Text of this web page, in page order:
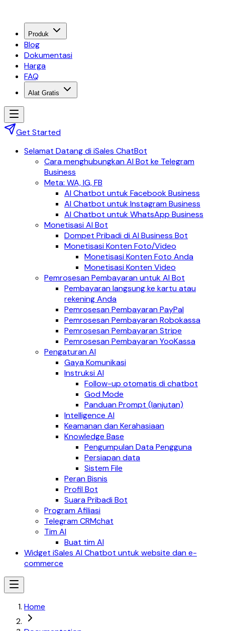
Produk
Blog
Dokumentasi
Harga
FAQ
Alat Gratis
Get Started
Selamat Datang di iSales ChatBot
Cara menghubungkan AI Bot ke Telegram
Business
Meta: WA, IG, FB
AI Chatbot untuk Facebook Business
AI Chatbot untuk Instagram Business
AI Chatbot untuk WhatsApp Business
Monetisasi AI Bot
Dompet Pribadi di AI Business Bot
Monetisasi Konten Foto/Video
Monetisasi Konten Foto Anda
Monetisasi Konten Video
Pemrosesan Pembayaran untuk AI Bot
Pembayaran langsung ke kartu atau
rekening Anda
Pemrosesan Pembayaran PayPal
Pemrosesan Pembayaran Robokassa
Pemrosesan Pembayaran Stripe
Pemrosesan Pembayaran YooKassa
Pengaturan AI
Gaya Komunikasi
Instruksi AI
Follow-up otomatis di chatbot
God Mode
Panduan Prompt (lanjutan)
Intelligence AI
Keamanan dan Kerahasiaan
Knowledge Base
Pengumpulan Data Pengguna
Persiapan data
Sistem File
Peran Bisnis
Profil Bot
Suara Pribadi Bot
Program Afiliasi
Telegram CRMchat
Tim AI
Buat tim AI
Widget iSales AI Chatbot untuk website dan e-
commerce
Home